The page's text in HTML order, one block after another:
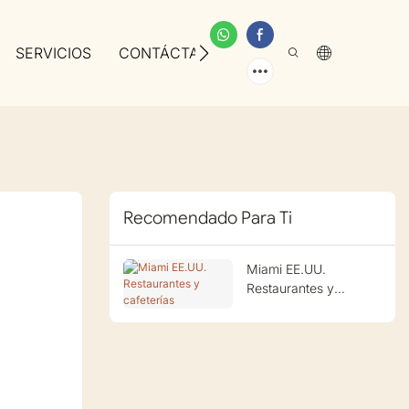
SERVICIOS CONTÁCTANOS SOBRE NOSOTROS
Recomendado Para Ti
Miami EE.UU.
Restaurantes y